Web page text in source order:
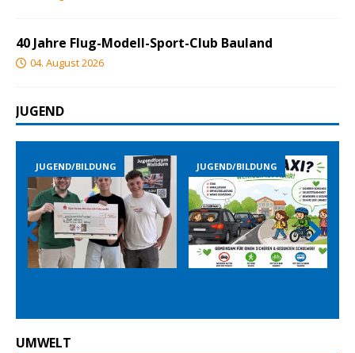
40 Jahre Flug-Modell-Sport-Club Bauland
04. August 2026
JUGEND
BILDUNG JUGEND/BILDUNG JUGEND/
Prev
ious
Nex
t
UMWELT